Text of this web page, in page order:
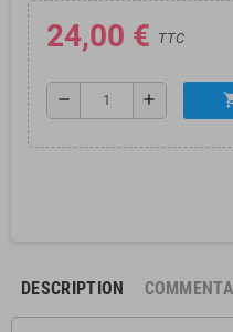
24,00 € TTC
remove add
DESCRIPTION